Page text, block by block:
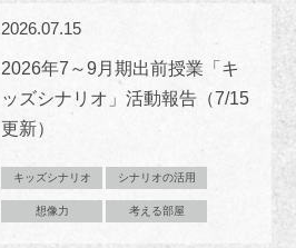
2026.07.15
2026年7～9月期出前授業「キ
ッズシナリオ」活動報告（7/15
更新）
キッズシナリオ シナリオの活用
想像力 考える部屋